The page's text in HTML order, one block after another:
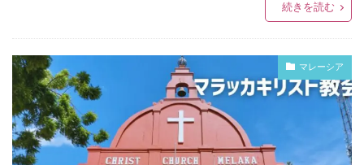
続きを読む
マレーシア